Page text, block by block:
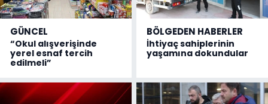
GÜNCEL
“Okul alışverişinde
yerel esnaf tercih
edilmeli”
BÖLGEDEN HABERLER
İhtiyaç sahiplerinin
yaşamına dokundular